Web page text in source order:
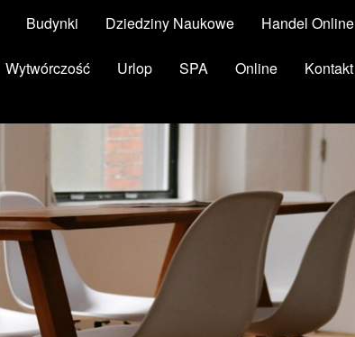
Budynki Dziedziny Naukowe Handel Online
Wytwórczość Urlop SPA Online Kontakt